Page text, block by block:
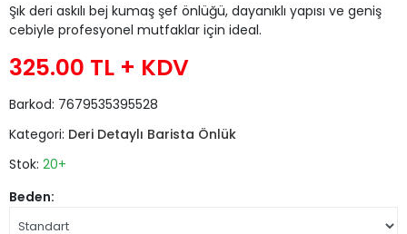
Şık deri askılı bej kumaş şef önlüğü, dayanıklı yapısı ve geniş
cebiyle profesyonel mutfaklar için ideal.
325.00 TL + KDV
Barkod: 7679535395528
Kategori: Deri Detaylı Barista Önlük
Stok: 20+
Beden: